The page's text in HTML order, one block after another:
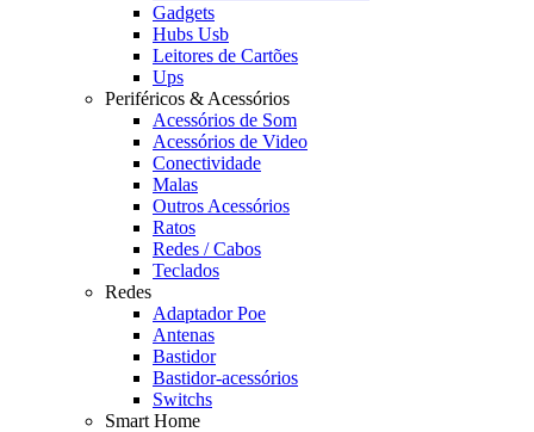
Gadgets
Hubs Usb
Leitores de Cartões
Ups
Periféricos & Acessórios
Acessórios de Som
Acessórios de Video
Conectividade
Malas
Outros Acessórios
Ratos
Redes / Cabos
Teclados
Redes
Adaptador Poe
Antenas
Bastidor
Bastidor-acessórios
Switchs
Smart Home